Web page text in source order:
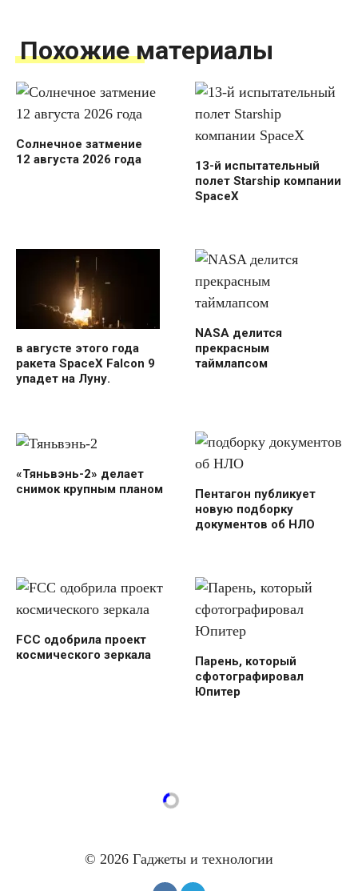
Похожие материалы
Солнечное затмение
12 августа 2026 года
13-й испытательный
полет Starship компании
SpaceX
в августе этого года
ракета SpaceX Falcon 9
упадет на Луну.
NASA делится
прекрасным
таймлапсом
«Тяньвэнь-2» делает
снимок крупным планом
Пентагон публикует
новую подборку
документов об НЛО
FCC одобрила проект
космического зеркала
Парень, который
сфотографировал
Юпитер
© 2026 Гаджеты и технологии